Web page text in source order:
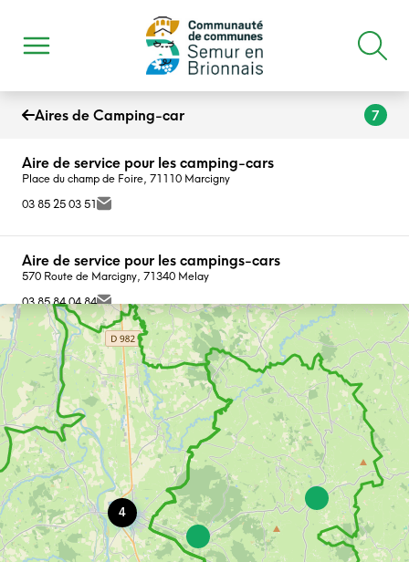
4
Aires de Camping-car 7
Aire de service pour les camping-cars
Place du champ de Foire, 71110 Marcigny
03 85 25 03 51
Aire de service pour les campings-cars
570 Route de Marcigny, 71340 Melay
03 85 84 04 84
Aire de stationnement pour camping-cars
2104 route du bois d'Anzy, 71110 Anzy-le-Duc
06 86 16 44 27
Aire de stationnement pour les camping-cars
Montée de la Cray, 71110 Semur-en-Brionnais
03 85 25 02 94
Aire de stationnement pour les camping-cars